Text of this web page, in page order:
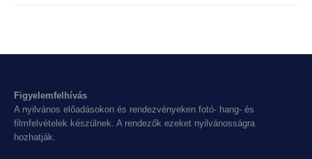
Figyelemfelhívás
A nyilvános előadásokon és rendezvényeken fotó- hang- és
filmfelvételek készülnek. A rendezők ezeket nyilvánosságra
hozhatják.